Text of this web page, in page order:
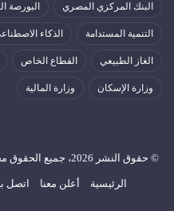
البنك المركزي المصري البورصة
التنمية المستدامة الذكاء
الغاز الطبيعي القطاع الخاص
وزارة الإسكان وزارة المالية
© حقوق النشر 2026، جميع الحقوق محفوظة |
الرئيسية أعلن معنا اتصل